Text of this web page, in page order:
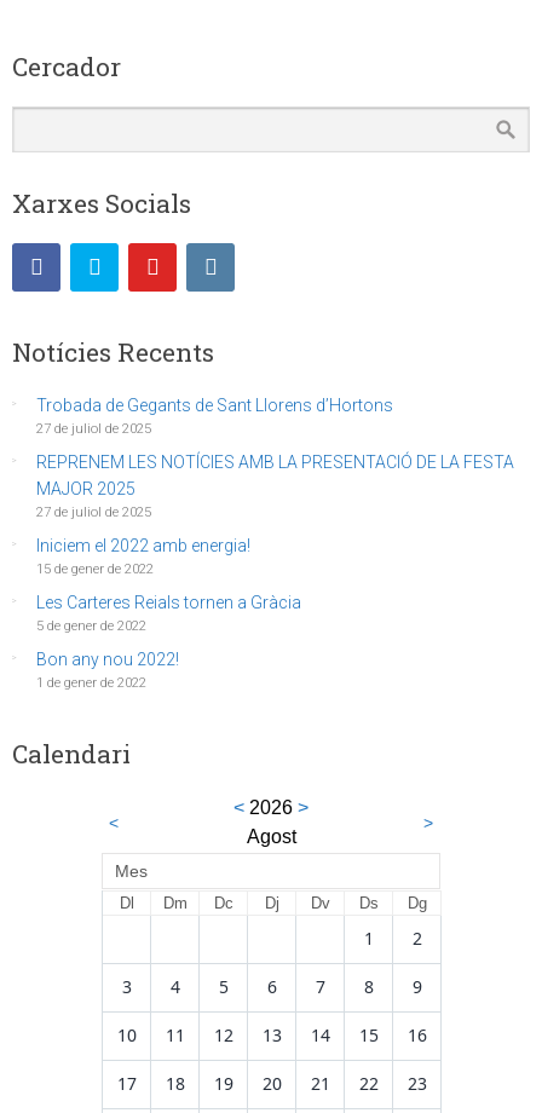
Cercador
Xarxes Socials
Notícies Recents
Trobada de Gegants de Sant Llorens d’Hortons
27 de juliol de 2025
REPRENEM LES NOTÍCIES AMB LA PRESENTACIÓ DE LA FESTA
MAJOR 2025
27 de juliol de 2025
Iniciem el 2022 amb energia!
15 de gener de 2022
Les Carteres Reials tornen a Gràcia
5 de gener de 2022
Bon any nou 2022!
1 de gener de 2022
Calendari
<
< 2026 >
Agost
>
Mes
Dl Dm Dc Dj Dv Ds Dg
1 2
3 4 5 6 7 8 9
10 11 12 13 14 15 16
17 18 19 20 21 22 23